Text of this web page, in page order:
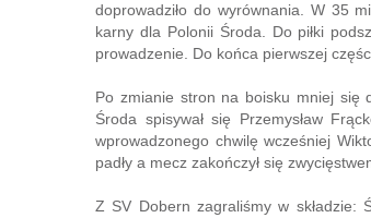
doprowadziło do wyrównania. W 35
karny dla Polonii Środa. Do piłki
prowadzenie. Do końca pierwszej
Po zmianie stron na boisku mniej się
Środa spisywał się Przemysław
wprowadzonego chwilę wcześniej
padły a mecz zakończył się
Z SV Dobern zagraliśmy w składzie: